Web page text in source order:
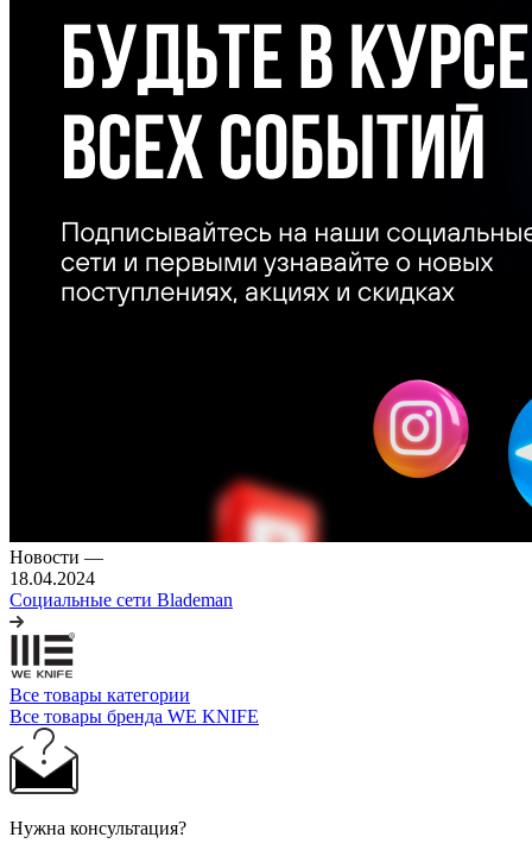
Новости —
18.04.2024
Социальные сети Blademan
Все товары категории
Все товары бренда WE KNIFE
Нужна консультация?